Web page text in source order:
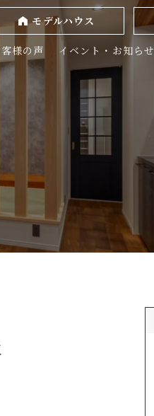
モデルハウス
様の声 イベント・お知らせ